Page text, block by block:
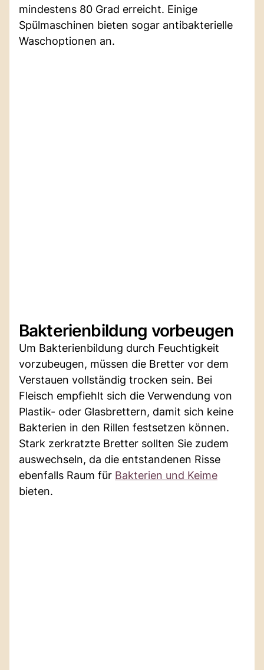
mindestens 80 Grad erreicht. Einige
Spülmaschinen bieten sogar antibakterielle
Waschoptionen an.
Bakterienbildung vorbeugen
Um Bakterienbildung durch Feuchtigkeit
vorzubeugen, müssen die Bretter vor dem
Verstauen vollständig trocken sein. Bei
Fleisch empfiehlt sich die Verwendung von
Plastik- oder Glasbrettern, damit sich keine
Bakterien in den Rillen festsetzen können.
Stark zerkratzte Bretter sollten Sie zudem
auswechseln, da die entstandenen Risse
ebenfalls Raum für Bakterien und Keime
bieten.